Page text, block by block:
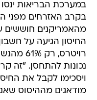
במערכת הבריאות
בקרב האזרחים מפני
מהאמריקנים
החיסון הגיעה על
רויטרס,
נכונות להתחסן. "זה
ויסכימו לקבל את
מודאגים מההיסוס